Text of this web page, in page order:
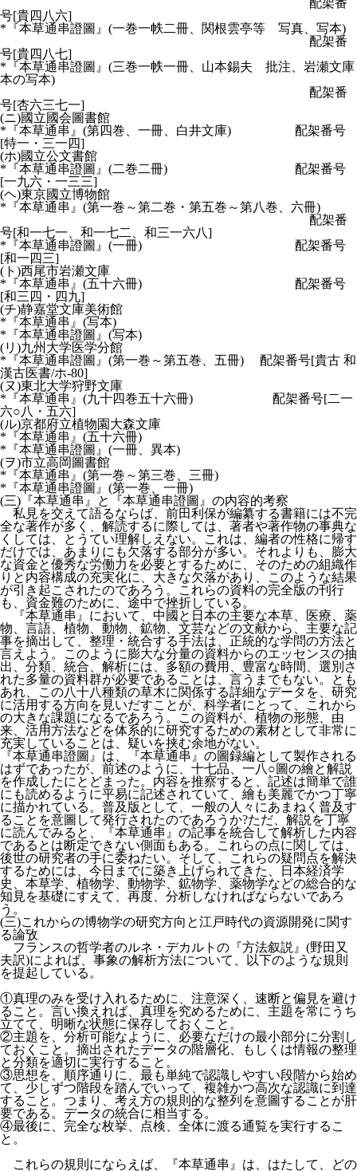
配架番
号[貴四八六]
*『本草通串證圖』(一巻一帙二冊、関根雲亭等 写真、写本)
配架番
号[貴四八七]
*『本草通串證圖』(三巻一帙一冊、山本錫夫 批注、岩瀬文庫
本の写本)
配架番
号[杏六三七一]
(ニ)國立國会圖書館
*『本草通串』(第四巻、一冊、白井文庫) 配架番号
[特一・三一四]
(ホ)國立公文書館
*『本草通串證圖』(二巻二冊) 配架番号
[一九六・一三三]
(ヘ)東京國立博物館
*『本草通串』(第一巻～第二巻・第五巻～第八巻、六冊)
配架番
号[和一七一、和一七二、和三一六八]
*『本草通串證圖』(一冊) 配架番号
[和一四三]
(ト)西尾市岩瀬文庫
*『本草通串』(五十六冊) 配架番号
[和三四・四九]
(チ)静嘉堂文庫美術館
*『本草通串』(写本)
*『本草通串證圖』(写本)
(リ)九州大学医学分館
*『本草通串證圖』(第一巻～第五巻、五冊) 配架番号[貴古 和
漢古医書/ホ-80]
(ヌ)東北大学狩野文庫
*『本草通串』(九十四巻五十六冊) 配架番号[二一
六○八・五六]
(ル)京都府立植物園大森文庫
*『本草通串』(五十六冊)
*『本草通串證圖』(一冊、異本)
(ヲ)市立高岡圖書館
*『本草通串』(第一巻～第三巻、三冊)
*『本草通串證圖』(第一巻、一冊)
(三)『本草通串』と『本草通串證圖』の内容的考察
私見を交えて語るならば、前田利保が編纂する書籍には不完
全な著作が多く、解読するに際しては、著者や著作物の事典な
くしては、とうてい理解しえない。これは、編者の性格に帰す
だけでは、あまりにも欠落する部分が多い。それよりも、膨大
な資金と優秀な労働力を必要とするために、そのための組織作
りと内容構成の充実化に、大きな欠落があり、このような結果
が引き起こされたのであろう。これらの資料の完全版の刊行
も、資金難のために、途中で挫折している。
『本草通串』において、中國と日本の主要な本草、医療、薬
物、言語、植物、動物、鉱物、文芸などの文献から、主要な記
事を摘出して、整理・統合する手法は、正統的な学問の方法と
言えよう。このように膨大な分量の資料からのエッセンスの抽
出、分類、統合、解析には、多額の費用、豊富な時間、選別さ
れた多量の資料群が必要であることは、言うまでもない。とも
あれ、この八十八種類の草木に関係する詳細なデータを、研究
に活用する方向を見いだすことが、科学者にとって、これから
の大きな課題になるであろう。この資料が、植物の形態、由
来、活用方法などを体系的に研究するための素材として非常に
充実していることは、疑いを挟む余地がない。
『本草通串證圖』は、『本草通串』の圖録編として製作される
はずであったが、前述のように、十七品、一八○圖の繪と解説
を作成したにとどまった。内容を推察すると、記述は簡単で誰
にも読めるように平易に記述されていて、繪も美麗でかつ丁寧
に描かれている。普及版として、一般の人々にあまねく普及す
ることを意圖して発行されたのであろうか?ただ、解説を丁寧
に読んでみると、『本草通串』の記事を統合して解析した内容
であるとは断定できない側面もある。これらの点に関しては、
後世の研究者の手に委ねたい。そして、これらの疑問点を解決
するためには、今日までに築き上げられてきた、日本経済学
史、本草学、植物学、動物学、鉱物学、薬物学などの総合的な
知見を基礎にすえて、再度、分析しなければならないであろ
う。
(三)これからの博物学の研究方向と江戸時代の資源開発に関す
る論攷
フランスの哲学者のルネ・デカルトの『方法叙説』(野田又
夫訳)によれば、事象の解析方法について、以下のような規則
を提起している。
①真理のみを受け入れるために、注意深く、速断と偏見を避け
ること。言い換えれば、真理を究めるために、主題を常にうち
立てて、明晰な状態に保存しておくこと。
②主題を、分析可能なように、必要なだけの最小部分に分割し
ておくこと。摘出されたデータの階層化、もしくは情報の整理
と分類を適切に実行すること。
③思想を、順序通りに、最も単純で認識しやすい段階から始め
て、少しずつ階段を踏んでいって、複雑かつ高次な認識に到達
すること。つまり、考え方の規則的な整列を意圖することが肝
要である。データの統合に相当する。
④最後に、完全な枚挙、点検、全体に渡る通覧を実行するこ
と。
これらの規則にならえば、『本草通串』は、はたして、どの